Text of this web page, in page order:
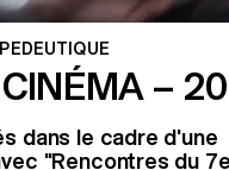
–
dans le cadre d'une
"Rencontres du